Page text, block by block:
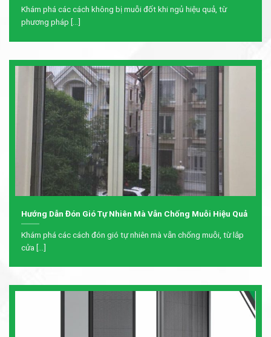
Khám phá các cách không bị muỗi đốt khi ngủ hiệu quả, từ
phương pháp [...]
Hướng Dẫn Đón Gió Tự Nhiên Mà Vẫn Chống Muỗi Hiệu Quả
Khám phá các cách đón gió tự nhiên mà vẫn chống muỗi, từ lắp
cửa [...]